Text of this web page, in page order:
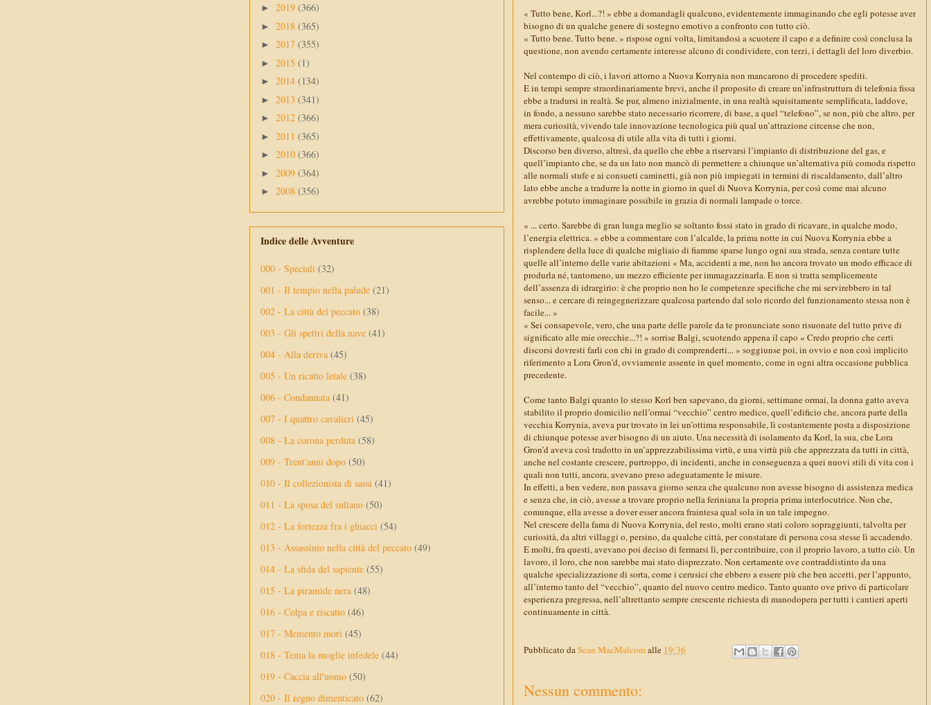
« Tutto bene, Korl...?! » ebbe a domandagli qualcuno, evidentemente immaginando che egli potesse aver
bisogno di un qualche genere di sostegno emotivo a confronto con tutto ciò.
« Tutto bene. Tutto bene. » rispose ogni volta, limitandosi a scuotere il capo e a definire così conclusa la
questione, non avendo certamente interesse alcuno di condividere, con terzi, i dettagli del loro diverbio.
Nel contempo di ciò, i lavori attorno a Nuova Korrynia non mancarono di procedere spediti.
E in tempi sempre straordinariamente brevi, anche il proposito di creare un’infrastruttura di telefonia fissa
ebbe a tradursi in realtà. Se pur, almeno inizialmente, in una realtà squisitamente semplificata, laddove,
in fondo, a nessuno sarebbe stato necessario ricorrere, di base, a quel “telefono”, se non, più che altro, per
mera curiosità, vivendo tale innovazione tecnologica più qual un’attrazione circense che non,
effettivamente, qualcosa di utile alla vita di tutti i giorni.
Discorso ben diverso, altresì, da quello che ebbe a riservarsi l’impianto di distribuzione del gas, e
quell’impianto che, se da un lato non mancò di permettere a chiunque un’alternativa più comoda rispetto
alle normali stufe e ai consueti caminetti, già non più impiegati in termini di riscaldamento, dall’altro
lato ebbe anche a tradurre la notte in giorno in quel di Nuova Korrynia, per così come mai alcuno
avrebbe potuto immaginare possibile in grazia di normali lampade o torce.
« ... certo. Sarebbe di gran lunga meglio se soltanto fossi stato in grado di ricavare, in qualche modo,
l’energia elettrica. » ebbe a commentare con l’alcalde, la prima notte in cui Nuova Korrynia ebbe a
risplendere della luce di qualche migliaio di fiamme sparse lungo ogni sua strada, senza contare tutte
quelle all’interno delle varie abitazioni « Ma, accidenti a me, non ho ancora trovato un modo efficace di
produrla né, tantomeno, un mezzo efficiente per immagazzinarla. E non si tratta semplicemente
dell’assenza di idrargirio: è che proprio non ho le competenze specifiche che mi servirebbero in tal
senso... e cercare di reingegnerizzare qualcosa partendo dal solo ricordo del funzionamento stessa non è
facile... »
« Sei consapevole, vero, che una parte delle parole da te pronunciate sono risuonate del tutto prive di
significato alle mie orecchie...?! » sorrise Balgi, scuotendo appena il capo « Credo proprio che certi
discorsi dovresti farli con chi in grado di comprenderti... » soggiunse poi, in ovvio e non così implicito
riferimento a Lora Gron’d, ovviamente assente in quel momento, come in ogni altra occasione pubblica
precedente.
Come tanto Balgi quanto lo stesso Korl ben sapevano, da giorni, settimane ormai, la donna gatto aveva
stabilito il proprio domicilio nell’ormai “vecchio” centro medico, quell’edificio che, ancora parte della
vecchia Korrynia, aveva pur trovato in lei un’ottima responsabile, lì costantemente posta a disposizione
di chiunque potesse aver bisogno di un aiuto. Una necessità di isolamento da Korl, la sua, che Lora
Gron’d aveva così tradotto in un’apprezzabilissima virtù, e una virtù più che apprezzata da tutti in città,
anche nel costante crescere, purtroppo, di incidenti, anche in conseguenza a quei nuovi stili di vita con i
quali non tutti, ancora, avevano preso adeguatamente le misure.
In effetti, a ben vedere, non passava giorno senza che qualcuno non avesse bisogno di assistenza medica
e senza che, in ciò, avesse a trovare proprio nella feriniana la propria prima interlocutrice. Non che,
comunque, ella avesse a dover esser ancora fraintesa qual sola in un tale impegno.
Nel crescere della fama di Nuova Korrynia, del resto, molti erano stati coloro sopraggiunti, talvolta per
curiosità, da altri villaggi o, persino, da qualche città, per constatare di persona cosa stesse lì accadendo.
E molti, fra questi, avevano poi deciso di fermarsi lì, per contribuire, con il proprio lavoro, a tutto ciò. Un
lavoro, il loro, che non sarebbe mai stato disprezzato. Non certamente ove contraddistinto da una
qualche specializzazione di sorta, come i cerusici che ebbero a essere più che ben accetti, per l’appunto,
all’interno tanto del “vecchio”, quanto del nuovo centro medico. Tanto quanto ove privo di particolare
esperienza pregressa, nell’altrettanto sempre crescente richiesta di manodopera per tutti i cantieri aperti
continuamente in città.
Pubblicato daSean MacMalcomalle 19:36
Nessun commento:
► 2019 (366)
► 2018 (365)
► 2017 (355)
► 2015 (1)
► 2014 (134)
► 2013 (341)
► 2012 (366)
► 2011 (365)
► 2010 (366)
► 2009 (364)
► 2008 (356)
Indice delle Avventure
000 - Speciali (32)
001 - Il tempio nella palude (21)
002 - La città del peccato (38)
003 - Gli spettri della nave (41)
004 - Alla deriva (45)
005 - Un ricatto letale (38)
006 - Condannata (41)
007 - I quattro cavalieri (45)
008 - La corona perduta (58)
009 - Trent'anni dopo (50)
010 - Il collezionista di sassi (41)
011 - La sposa del sultano (50)
012 - La fortezza fra i ghiacci (54)
013 - Assassinio nella città del peccato (49)
014 - La sfida del sapiente (55)
015 - La piramide nera (48)
016 - Colpa e riscatto (46)
017 - Memento mori (45)
018 - Tema la moglie infedele (44)
019 - Caccia all'uomo (50)
020 - Il regno dimenticato (62)